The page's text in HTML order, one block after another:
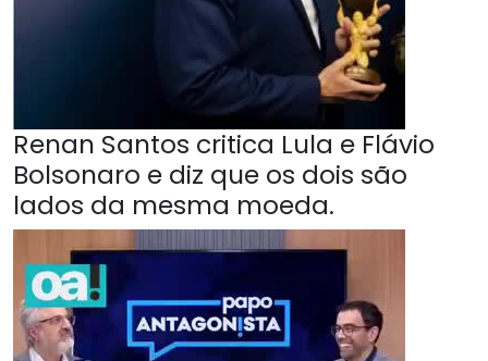
Renan Santos critica Lula e Flávio
Bolsonaro e diz que os dois são
lados da mesma moeda.